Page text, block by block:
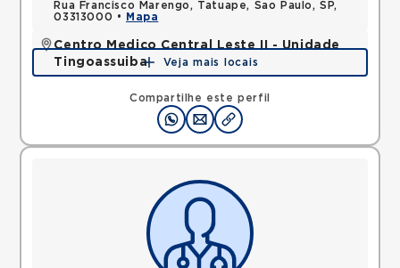
Compartilhe este perfil
Rua Francisco Marengo, Tatuape, Sao Paulo, SP,
03313000 •
Mapa
Centro Medico Central Leste II - Unidade
Tingoassuiba
Rua Tingoassuiba, Vila Iolanda, Sao Paulo, SP,
Mapa
Veja mais locais